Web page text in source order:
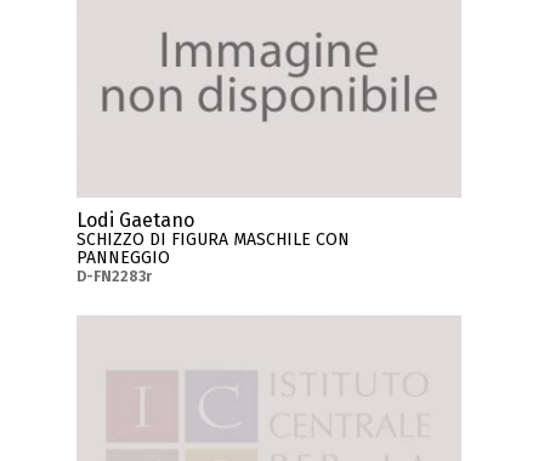
Lodi Gaetano
SCHIZZO DI FIGURA MASCHILE CON
PANNEGGIO
D-FN2283r